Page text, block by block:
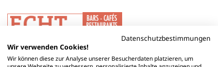
Datenschutzbestimmungen
Wir verwenden Cookies!
Wir können diese zur Analyse unserer Besucherdaten platzieren, um